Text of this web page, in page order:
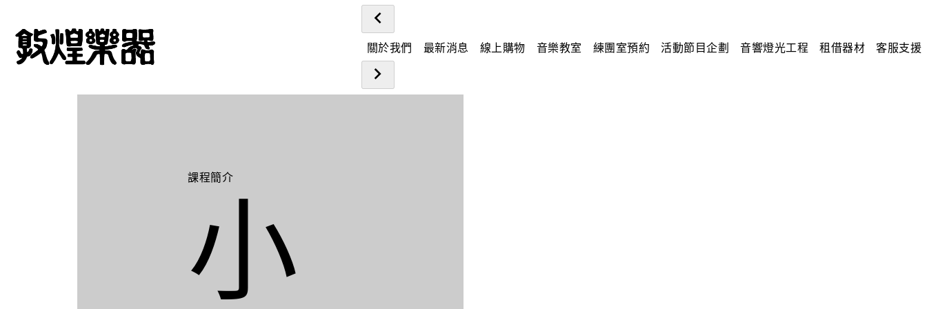
關於我們 最新消息 線上購物 音樂教室 練團室預約 活動節目企劃 音響燈光工程 租借器材 客服支援
課程簡介
小